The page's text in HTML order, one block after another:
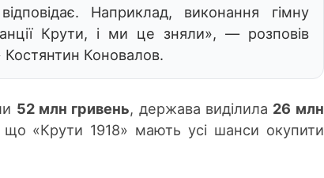
Наприклад, виконання гімну
Крути, і ми це зняли», — розповів
Костянтин Коновалов.
52 млн гривень, держава виділила 26 млн
«Крути 1918» мають усі шанси окупити